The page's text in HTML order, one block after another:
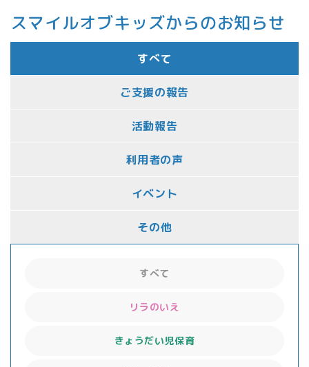
スマイルオブキッズからのお知らせ
すべて
ご支援の報告
活動報告
利用者の声
イベント
その他
すべて
リラのいえ
きょうだい児保育